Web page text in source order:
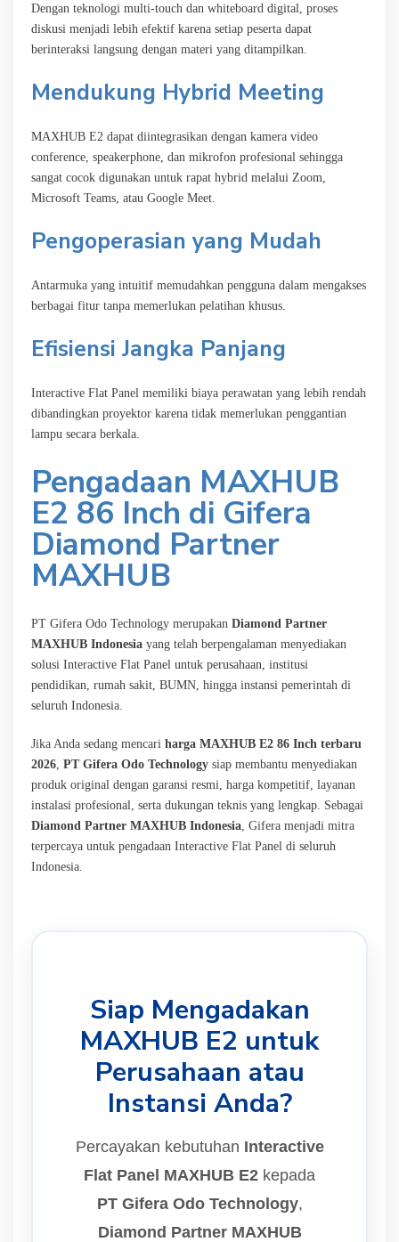
Dengan teknologi multi-touch dan whiteboard digital, proses
diskusi menjadi lebih efektif karena setiap peserta dapat
berinteraksi langsung dengan materi yang ditampilkan.
Mendukung Hybrid Meeting
MAXHUB E2 dapat diintegrasikan dengan kamera video
conference, speakerphone, dan mikrofon profesional sehingga
sangat cocok digunakan untuk rapat hybrid melalui Zoom,
Microsoft Teams, atau Google Meet.
Pengoperasian yang Mudah
Antarmuka yang intuitif memudahkan pengguna dalam mengakses
berbagai fitur tanpa memerlukan pelatihan khusus.
Efisiensi Jangka Panjang
Interactive Flat Panel memiliki biaya perawatan yang lebih rendah
dibandingkan proyektor karena tidak memerlukan penggantian
lampu secara berkala.
Pengadaan MAXHUB
E2 86 Inch di Gifera
Diamond Partner
MAXHUB
PT Gifera Odo Technology merupakan Diamond Partner
MAXHUB Indonesia yang telah berpengalaman menyediakan
solusi Interactive Flat Panel untuk perusahaan, institusi
pendidikan, rumah sakit, BUMN, hingga instansi pemerintah di
seluruh Indonesia.
Jika Anda sedang mencari harga MAXHUB E2 86 Inch terbaru
2026 PT Gifera Odo Technology siap membantu menyediakan
produk original dengan garansi resmi, harga kompetitif, layanan
instalasi profesional, serta dukungan teknis yang lengkap. Sebagai
Diamond Partner MAXHUB Indonesia , Gifera menjadi mitra
terpercaya untuk pengadaan Interactive Flat Panel di seluruh
Indonesia.
Siap Mengadakan
MAXHUB E2 untuk
Perusahaan atau
Instansi Anda?
Percayakan kebutuhan Interactive
Flat Panel MAXHUB E2 kepada
PT Gifera Odo Technology,
Diamond Partner MAXHUB